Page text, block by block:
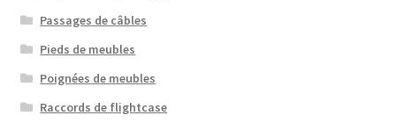
Passages de câbles
Pieds de meubles
Poignées de meubles
Raccords de flightcase